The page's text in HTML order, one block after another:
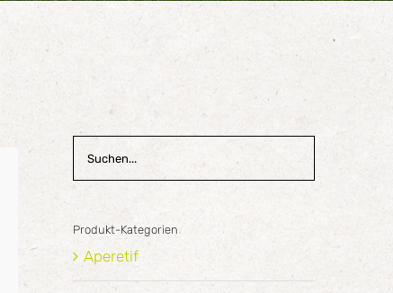
Produkt-Kategorien
Aperetif